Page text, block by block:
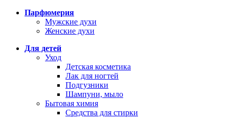
Парфюмерия
Мужские духи
Женские духи
Для детей
Уход
Детская косметика
Лак для ногтей
Подгузники
Шампуни, мыло
Бытовая химия
Средства для стирки